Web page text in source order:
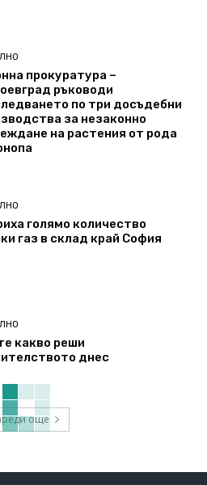
прокуратура –
ръководи
по три досъдебни
за незаконно
на растения от рода
голямо количество
газ в склад край София
какво реши
днес
още